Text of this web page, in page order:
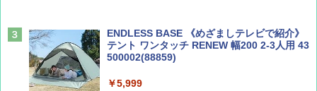
ァキア 2026～2027 地球の歩き方A ヨーロッ
ENDLESS BASE 《めざましテレビで紹介》
テント ワンタッチ RENEW 幅200 2-3人用 43
500002(88859)
￥5,999